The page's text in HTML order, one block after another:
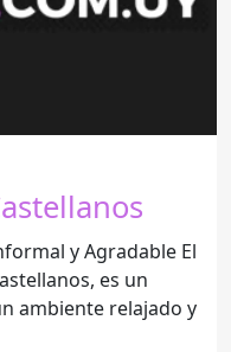
y Agradable El
es un
ambiente relajado y